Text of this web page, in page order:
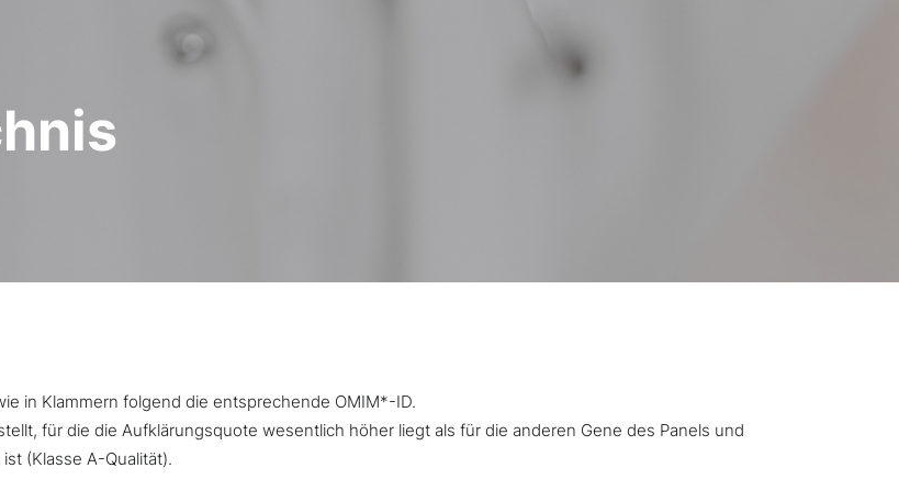
in Klammern folgend die entsprechende OMIM*-ID.
für die die Aufklärungsquote wesentlich höher liegt als für die anderen Gene des Panels und
(Klasse A-Qualität).